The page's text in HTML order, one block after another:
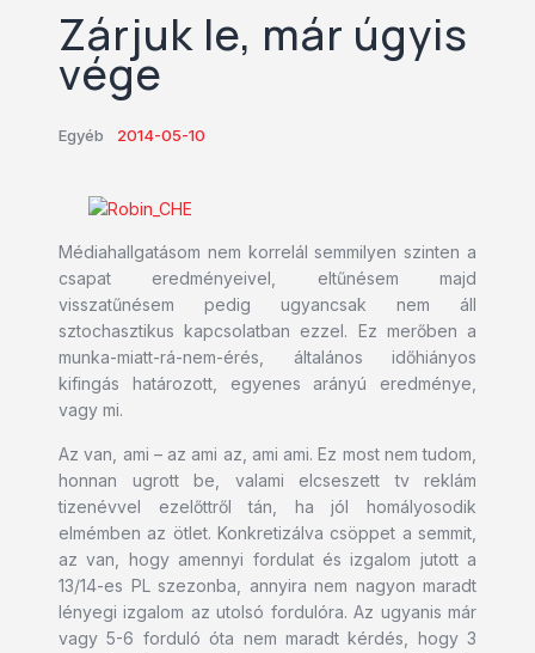
Zárjuk le, már úgyis
vége
Egyéb 2014-05-10
Médiahallgatásom nem korrelál semmilyen szinten a
csapat eredményeivel, eltűnésem majd
visszatűnésem pedig ugyancsak nem áll
sztochasztikus kapcsolatban ezzel. Ez merőben a
munka-miatt-rá-nem-érés, általános időhiányos
kifingás határozott, egyenes arányú eredménye,
vagy mi.
Az van, ami – az ami az, ami ami. Ez most nem tudom,
honnan ugrott be, valami elcseszett tv reklám
tizenévvel ezelőttről tán, ha jól homályosodik
elmémben az ötlet. Konkretizálva csöppet a semmit,
az van, hogy amennyi fordulat és izgalom jutott a
13/14-es PL szezonba, annyira nem nagyon maradt
lényegi izgalom az utolsó fordulóra. Az ugyanis már
vagy 5-6 forduló óta nem maradt kérdés, hogy 3